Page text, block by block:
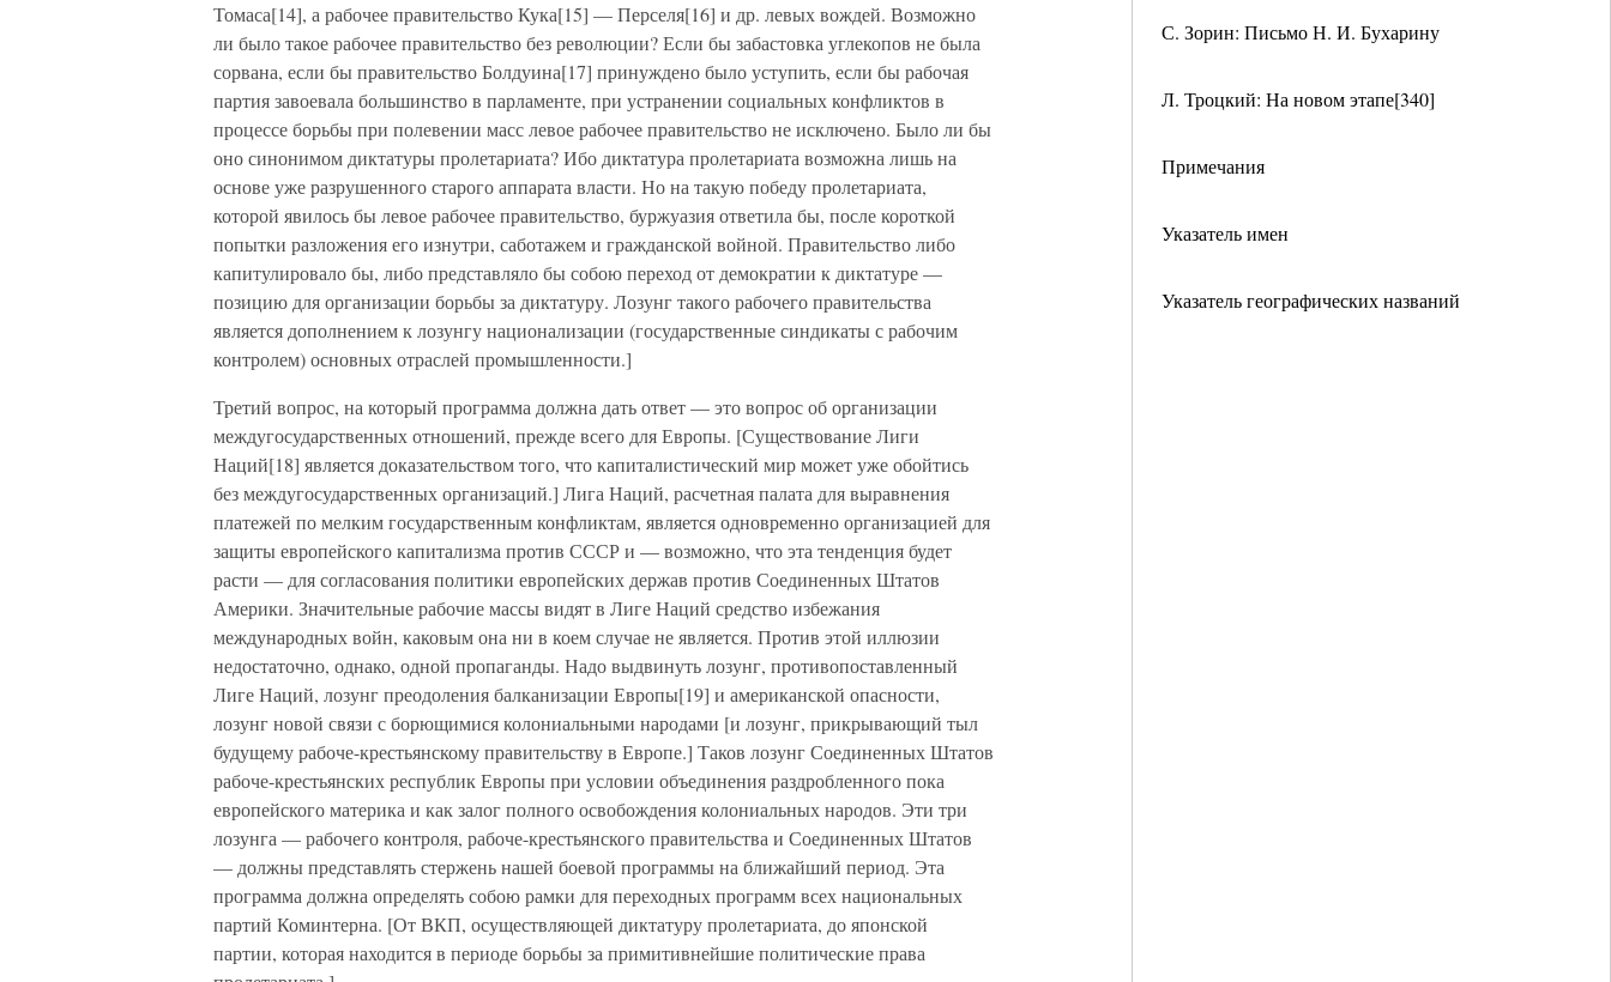
С. Зорин: Письмо Н. И. Бухарину
Л. Троцкий: На новом этапе[340]
Примечания
Указатель имен
Указатель географических названий
Томаса[14], а рабочее правительство Кука[15] — Перселя[16] и др. левых вождей. Возможно
ли было такое рабочее правительство без революции? Если бы забастовка углекопов не была
сорвана, если бы правительство Болдуина[17] принуждено было уступить, если бы рабочая
партия завоевала большинство в парламенте, при устранении социальных конфликтов в
процессе борьбы при полевении масс левое рабочее правительство не исключено. Было ли бы
оно синонимом диктатуры пролетариата? Ибо диктатура пролетариата возможна лишь на
основе уже разрушенного старого аппарата власти. Но на такую победу пролетариата,
которой явилось бы левое рабочее правительство, буржуазия ответила бы, после короткой
попытки разложения его изнутри, саботажем и гражданской войной. Правительство либо
капитулировало бы, либо представляло бы собою переход от демократии к диктатуре —
позицию для организации борьбы за диктатуру. Лозунг такого рабочего правительства
является дополнением к лозунгу национализации (государственные синдикаты с рабочим
контролем) основных отраслей промышленности.]
Третий вопрос, на который программа должна дать ответ — это вопрос об организации
междугосударственных отношений, прежде всего для Европы. [Существование Лиги
Наций[18] является доказательством того, что капиталистический мир может уже обойтись
без междугосударственных организаций.] Лига Наций, расчетная палата для выравнения
платежей по мелким государственным конфликтам, является одновременно организацией для
защиты европейского капитализма против СССР и — возможно, что эта тенденция будет
расти — для согласования политики европейских держав против Соединенных Штатов
Америки. Значительные рабочие массы видят в Лиге Наций средство избежания
международных войн, каковым она ни в коем случае не является. Против этой иллюзии
недостаточно, однако, одной пропаганды. Надо выдвинуть лозунг, противопоставленный
Лиге Наций, лозунг преодоления балканизации Европы[19] и американской опасности,
лозунг новой связи с борющимися колониальными народами [и лозунг, прикрывающий тыл
будущему рабоче-крестьянскому правительству в Европе.] Таков лозунг Соединенных Штатов
рабоче-крестьянских республик Европы при условии объединения раздробленного пока
европейского материка и как залог полного освобождения колониальных народов. Эти три
лозунга — рабочего контроля, рабоче-крестьянского правительства и Соединенных Штатов
— должны представлять стержень нашей боевой программы на ближайший период. Эта
программа должна определять собою рамки для переходных программ всех национальных
партий Коминтерна. [От ВКП, осуществляющей диктатуру пролетариата, до японской
партии, которая находится в периоде борьбы за примитивнейшие политические права